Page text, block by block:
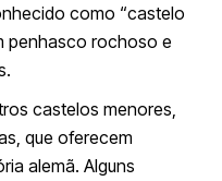
como “castelo
penhasco rochoso e
castelos menores,
que oferecem
alemã. Alguns